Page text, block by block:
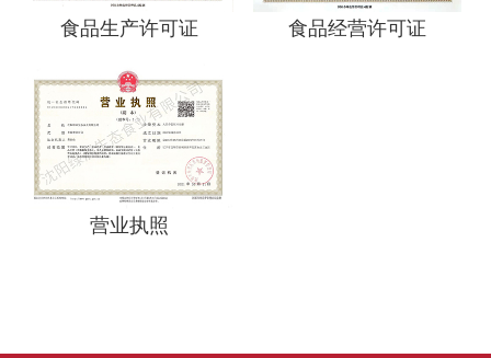
食品生产许可证 食品经营许可证
营业执照